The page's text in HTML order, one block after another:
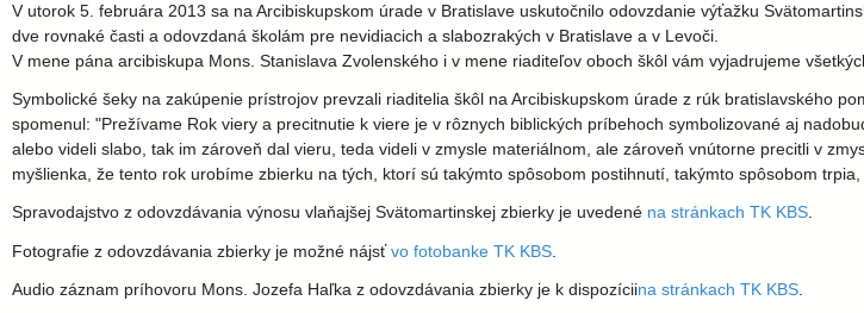
t
i
s
l
a
V utorok 5. februára 2013 sa na Arcibiskupskom úrade v Bratislave uskutočnilo odovzdanie výťažku
dve rovnaké časti a odovzdaná školám pre nevidiacich a slabozrakých v Bratislave a v Levoči.
V mene pána arcibiskupa Mons. Stanislava Zvolenského i v mene riaditeľov oboch škôl vám vyjadrujeme
Symbolické šeky na zakúpenie prístrojov prevzali riaditelia škôl na Arcibiskupskom úrade z rúk bratislavského
spomenul: "Prežívame Rok viery a precitnutie k viere je v rôznych biblických príbehoch symbolizované aj
alebo videli slabo, tak im zároveň dal vieru, teda videli v zmysle materiálnom, ale zároveň vnútorne precitli v
myšlienka, že tento rok urobíme zbierku na tých, ktorí sú takýmto spôsobom postihnutí, takýmto spôsobom
Spravodajstvo z odovzdávania výnosu vlaňajšej Svätomartinskej zbierky je uvedené na stránkach TK KBS.
Fotografie z odovzdávania zbierky je možné nájsťvo fotobanke TK KBS
Audio záznam príhovoru Mons. Jozefa Haľka z odovzdávania zbierky je k dispozíciina stránkach TK KBS